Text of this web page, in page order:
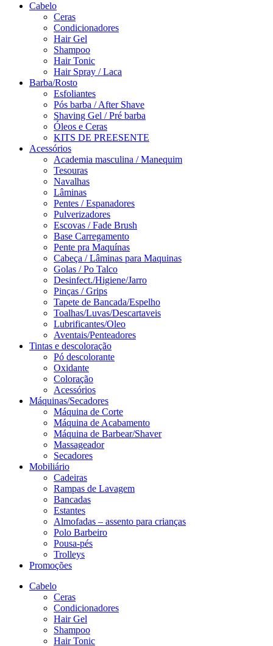
Cabelo
Ceras
Condicionadores
Hair Gel
Shampoo
Hair Tonic
Hair Spray / Laca
Barba/Rosto
Esfoliantes
Pós barba / After Shave
Shaving Gel / Pré barba
Óleos e Ceras
KITS DE PREESENTE
Acessórios
Academia masculina / Manequim
Tesouras
Navalhas
Lâminas
Pentes / Espanadores
Pulverizadores
Escovas / Fade Brush
Base Carregamento
Pente pra Maquínas
Cabeça / Lâminas para Maquinas
Golas / Po Talco
Desinfect./Higiene/Jarro
Pinças / Grips
Tapete de Bancada/Espelho
Toalhas/Luvas/Descartaveis
Lubrificantes/Oleo
Aventais/Penteadores
Tintas e descoloração
Pó descolorante
Oxidante
Coloração
Acessórios
Máquinas/Secadores
Máquina de Corte
Máquina de Acabamento
Máquina de Barbear/Shaver
Massageador
Secadores
Mobiliário
Cadeiras
Rampas de Lavagem
Bancadas
Estantes
Almofadas – assento para crianças
Polo Barbeiro
Pousa-pés
Trolleys
Promoções
Cabelo
Ceras
Condicionadores
Hair Gel
Shampoo
Hair Tonic